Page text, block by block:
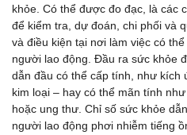
khỏe. Có thể được đo đạc, là các
để kiểm tra, dự đoán, chi phối và
và điều kiện tại nơi làm việc có
người lao động. Đầu ra sức khỏe
dẫn đầu có thể cấp tính, như kích
kim loại – hay có thể mãn tính
hoặc ung thư. Chỉ số sức khỏe
người lao động phơi nhiễm tiếng